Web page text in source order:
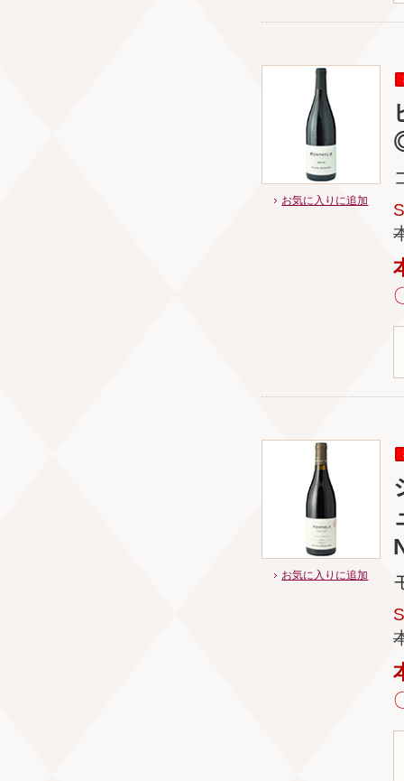
お気に入りに追加
お気に入りに追加